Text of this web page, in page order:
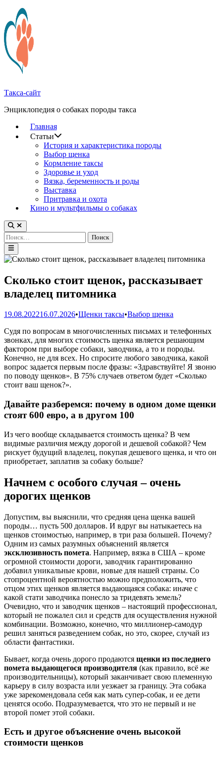
Перейти
содержимому
Такса-сайт
Энциклопедия о собаках породы такса
Главная
Статьи
История и характеристика породы
Выбор щенка
Кормление таксы
Здоровье и уход
Вязка, беременность и роды
Выставка
Притравка и охота
Кино и мультфильмы о собаках
Открыть
поиск
Найти:
Главное
меню
Сколько стоит щенок, рассказывает
владелец питомника
19.08.202216.07.2026•Щенки таксы•Опубликовано
Выбор щенка
Судя по вопросам в многочисленных письмах и телефонных
звонках, для многих стоимость щенка является решающим
фактором при выборе собаки, заводчика, а то и породы.
Конечно, не для всех. Но спросите любого заводчика, какой
вопрос задается первым после фразы: «Здравствуйте! Я звоню
по поводу щенков». В 75% случаев ответом будет «Сколько
стоит ваш щенок?».
Давайте разберемся: почему в одном доме щенки
стоят 600 евро, а в другом 100
Из чего вообще складывается стоимость щенка? В чем
видимые различия между дорогой и дешевой собакой? Чем
рискует будущий владелец, покупая дешевого щенка, и что он
приобретает, заплатив за собаку больше?
Начнем с особого случая – очень
дорогих щенков
Допустим, вы выяснили, что средняя цена щенка вашей
породы… пусть 500 долларов. И вдруг вы натыкаетесь на
щенков стоимостью, например, в три раза большей. Почему?
Одним из самых разумных объяснений является
эксклюзивность помета. Например, вязка в США – кроме
огромной стоимости дороги, заводчик гарантированно
добавил уникальные крови, новые для нашей страны. Со
стопроцентной вероятностью можно предположить, что
отцом этих щенков является выдающаяся собака: иначе с
какой стати заводчика понесло за тридевять земель?
Очевидно, что и заводчик щенков – настоящий профессионал,
который не пожалел сил и средств для осуществления нужной
комбинации. Возможно, конечно, что миллионер-самодур
решил заняться разведением собак, но это, скорее, случай из
области фантастики.
Бывает, когда очень дорого продаются щенки из последнего
помета выдающегося производителя (как правило, всё же
производительницы), который заканчивает свою племенную
карьеру в силу возраста или уезжает за границу. Эта собака
уже зарекомендовала себя как мать супер-собак, и ее дети
ценятся особо. Подразумевается, что это не первый и не
второй помет этой собаки.
Есть и другое объяснение очень высокой
стоимости щенков